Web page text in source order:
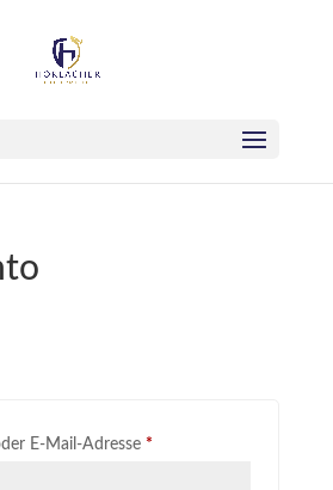
E-Mail-Adresse *Erforderlich